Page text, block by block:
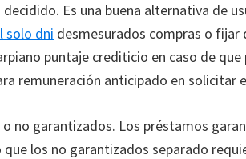
Es una buena alternativa de
solo dni desmesurados compras o fijar
puntaje crediticio en caso de
remuneración anticipado en solicitar
no garantizados. Los préstamos
los no garantizados separado